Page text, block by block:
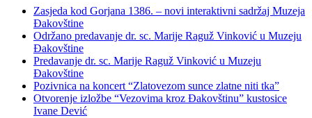
Zasjeda kod Gorjana 1386. – novi interaktivni sadržaj Muzeja
Đakovštine
Održano predavanje dr. sc. Marije Raguž Vinković u Muzeju
Đakovštine
Predavanje dr. sc. Marije Raguž Vinković u Muzeju
Đakovštine
Pozivnica na koncert “Zlatovezom sunce zlatne niti tka”
Otvorenje izložbe “Vezovima kroz Đakovštinu” kustosice
Ivane Dević